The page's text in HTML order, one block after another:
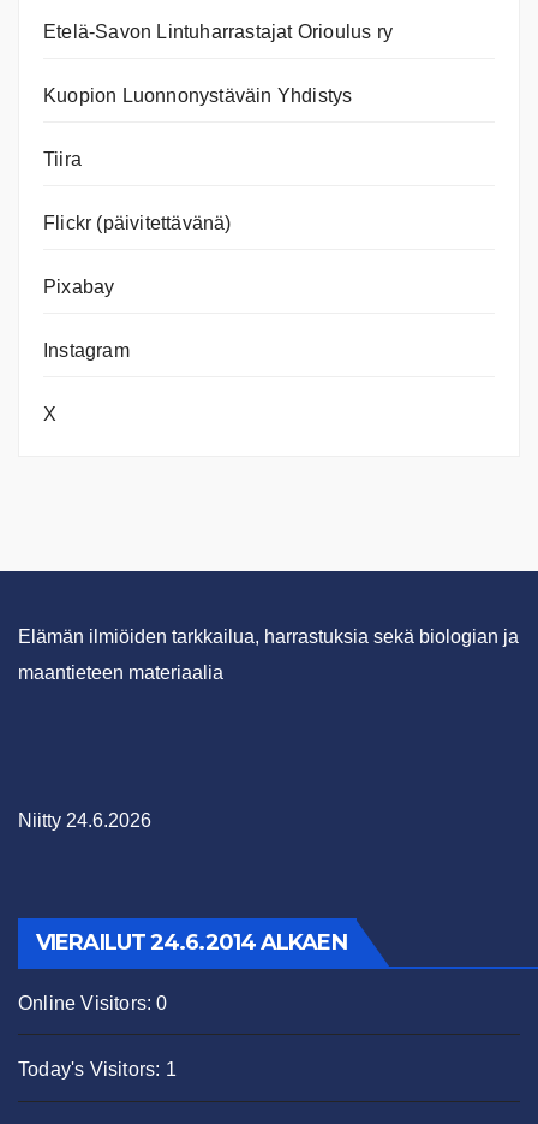
Etelä-Savon Lintuharrastajat Orioulus ry
Kuopion Luonnonystäväin Yhdistys
Tiira
Flickr (päivitettävänä)
Pixabay
Instagram
X
Elämän ilmiöiden tarkkailua, harrastuksia sekä biologian ja
maantieteen materiaalia
Niitty 24.6.2026
VIERAILUT 24.6.2014 ALKAEN
Online Visitors:0
Today's Visitors: 1